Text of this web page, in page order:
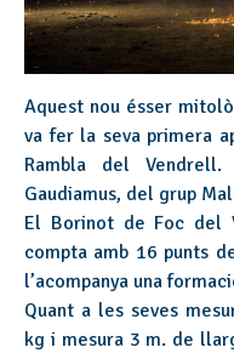
Aquest nou ésser
va fer la seva primera
Rambla del
Gaudiamus, del grup
El Borinot de Foc del
compta amb 16 punts
l’acompanya una
Quant a les seves
kg i mesura 3 m. de